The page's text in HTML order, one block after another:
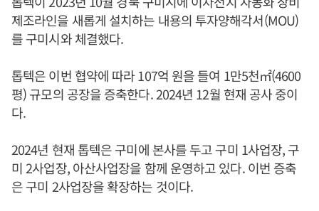
제조라인을 새롭게 설치하는 내용의 투자양해각서(MOU)
를 구미시와 체결했다.
톱텍은 이번 협약에 따라 107억 원을 들여 1만5천㎡(4600
평) 규모의 공장을 증축한다. 2024년 12월 현재 공사 중이
다.
2024년 현재 톱텍은 구미에 본사를 두고 구미 1사업장, 구
미 2사업장, 아산사업장을 함께 운영하고 있다. 이번 증축
은 구미 2사업장을 확장하는 것이다.